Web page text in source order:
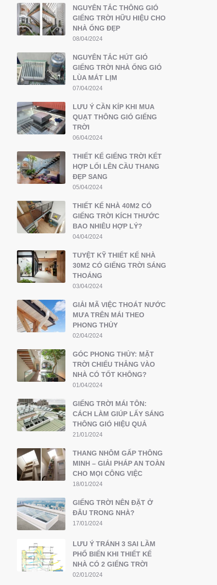
NGUYÊN TẮC THÔNG GIÓ
GIẾNG TRỜI HỮU HIỆU CHO
NHÀ ỐNG ĐẸP
08/04/2024
NGUYÊN TẮC HÚT GIÓ
GIẾNG TRỜI NHÀ ỐNG GIÓ
LÙA MÁT LỊM
07/04/2024
LƯU Ý CẦN KÍP KHI MUA
QUẠT THÔNG GIÓ GIẾNG
TRỜI
06/04/2024
THIẾT KẾ GIẾNG TRỜI KẾT
HỢP LỐI LÊN CẦU THANG
ĐẸP SANG
05/04/2024
THIẾT KẾ NHÀ 40M2 CÓ
GIẾNG TRỜI KÍCH THƯỚC
BAO NHIÊU HỢP LÝ?
04/04/2024
TUYỆT KỸ THIẾT KẾ NHÀ
30M2 CÓ GIẾNG TRỜI SÁNG
THOÁNG
03/04/2024
GIẢI MÃ VIỆC THOÁT NƯỚC
MƯA TRÊN MÁI THEO
PHONG THỦY
02/04/2024
GÓC PHONG THỦY: MẶT
TRỜI CHIẾU THẲNG VÀO
NHÀ CÓ TỐT KHÔNG?
01/04/2024
GIẾNG TRỜI MÁI TÔN:
CÁCH LÀM GIÚP LẤY SÁNG
THÔNG GIÓ HIỆU QUẢ
21/01/2024
THANG NHÔM GẤP THÔNG
MINH – GIẢI PHÁP AN TOÀN
CHO MỌI CÔNG VIỆC
18/01/2024
GIẾNG TRỜI NÊN ĐẶT Ở
ĐÂU TRONG NHÀ?
17/01/2024
LƯU Ý TRÁNH 3 SAI LẦM
PHỔ BIẾN KHI THIẾT KẾ
NHÀ CÓ 2 GIẾNG TRỜI
02/01/2024